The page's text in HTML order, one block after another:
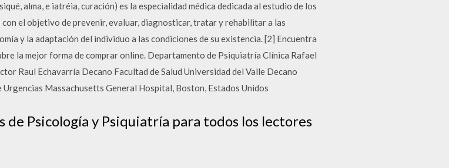
alma, e iatréia, curación) es la especialidad médica dedicada al estudio de los
el objetivo de prevenir, evaluar, diagnosticar, tratar y rehabilitar a las
y la adaptación del individuo a las condiciones de su existencia. [2] Encuentra
la mejor forma de comprar online. Departamento de Psiquiatría Clínica Rafael
Raul Echavarría Decano Facultad de Salud Universidad del Valle Decano
Massachusetts General Hospital, Boston, Estados Unidos
Psicología y Psiquiatría para todos los lectores